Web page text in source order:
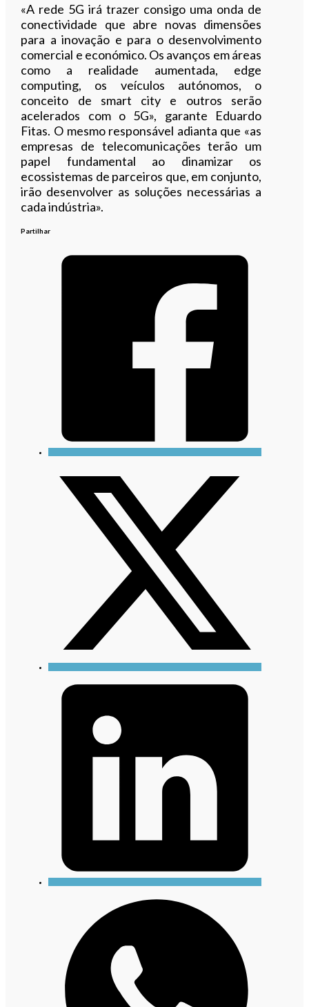
«A rede 5G irá trazer consigo uma onda de
conectividade que abre novas dimensões
para a inovação e para o desenvolvimento
comercial e económico. Os avanços em áreas
como a realidade aumentada, edge
computing, os veículos autónomos, o
conceito de smart city e outros serão
acelerados com o 5G», garante Eduardo
Fitas. O mesmo responsável adianta que «as
empresas de telecomunicações terão um
papel fundamental ao dinamizar os
ecossistemas de parceiros que, em conjunto,
irão desenvolver as soluções necessárias a
cada indústria».
Partilhar